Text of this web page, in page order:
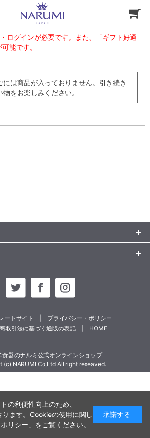
ログインが必要です。また、「ギフト好適
能です。
には商品が入っておりません。引き続き
をお楽しみください。
ートサイト
プライバシー・ポリシー
取引法に基づく通販の表記
HOME
食器のナルミ公式オンラインショップ
(c) NARUMI Co,Ltd All right reseaved.
の利便性向上のため、
ます。Cookieの使用に関し
リシー」 をご覧ください。
承諾する